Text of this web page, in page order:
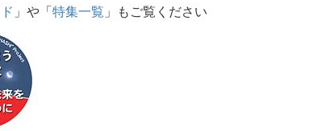
」や「特集一覧 」もご覧ください